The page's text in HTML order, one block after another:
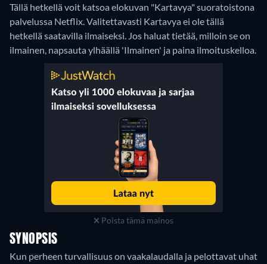
Tällä hetkellä voit katsoa elokuvan "Kartavya" suoratoistona
palvelussa Netflix.Valitettavasti Kartavya ei ole tällä
hetkellä saatavilla ilmaiseksi. Jos haluat tietää, milloin se on
ilmainen, napsauta ylhäällä 'Ilmainen' ja paina ilmoituskelloa.
Poista tämä mainos
SYNOPSIS
Kun perheen turvallisuus on vaakalaudalla ja pelottavat uhat